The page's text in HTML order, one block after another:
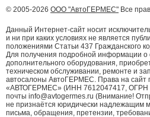
© 2005-2026 ООО "АвтоГЕРМЕС" Все
Данный Интернет-сайт носит
и ни при каких условиях не является
положениями Статьи 437 Гражданского
Для получения подробной информации о
дополнительного оборудования,
техническом обслуживании, ремонте и
автосалоны АвтоГЕРМЕС. Права на
«АВТОГЕРМЕС» (ИНН 7612047417, ОГРН
почты info@avtogermes.ru (Внимание!
не признаётся юридически надлежащим
письма, обращения, претензии,